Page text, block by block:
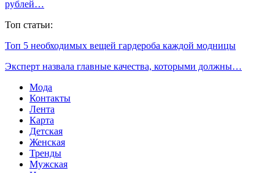
рублей…
Топ статьи:
Топ 5 необходимых вещей гардероба каждой модницы
Эксперт назвала главные качества, которыми должны…
Мода
Контакты
Лента
Карта
Детская
Женская
Тренды
Мужская